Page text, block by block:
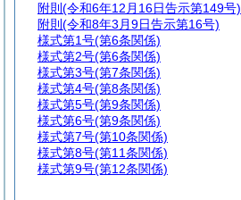
附則 (令和6年12月16日告示第149号)
附則 (令和8年3月9日告示第16号)
様式第1号(第6条関係)
様式第2号(第6条関係)
様式第3号(第7条関係)
様式第4号(第8条関係)
様式第5号(第9条関係)
様式第6号(第9条関係)
様式第7号(第10条関係)
様式第8号(第11条関係)
様式第9号(第12条関係)